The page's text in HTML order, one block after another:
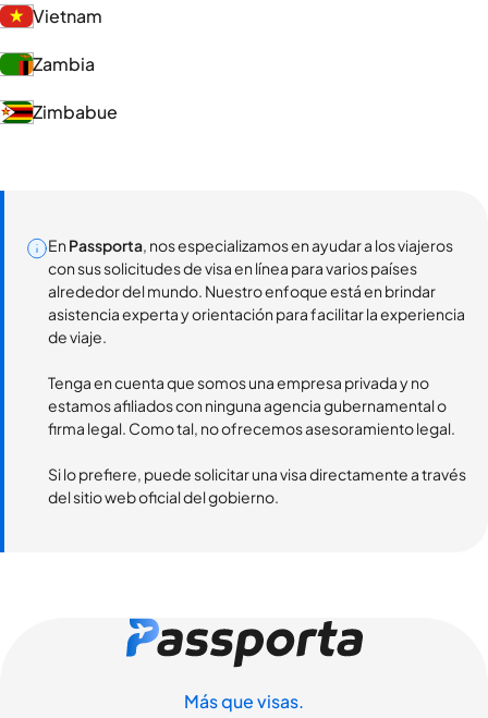
Vietnam
Zambia
Zimbabue
En Passporta, nos especializamos en ayudar a los viajeros
con sus solicitudes de visa en línea para varios países
alrededor del mundo. Nuestro enfoque está en brindar
asistencia experta y orientación para facilitar la experiencia
de viaje.
Tenga en cuenta que somos una empresa privada y no
estamos afiliados con ninguna agencia gubernamental o
firma legal. Como tal, no ofrecemos asesoramiento legal.
Si lo prefiere, puede solicitar una visa directamente a través
del sitio web oficial del gobierno.
Más que visas.